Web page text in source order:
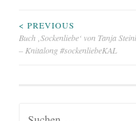
< PREVIOUS
Buch ‚Sockenliebe‘ von Tanja
– Knitalong #sockenliebeKAL
Suchen